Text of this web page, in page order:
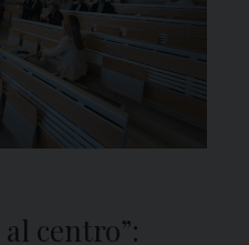
centro”: